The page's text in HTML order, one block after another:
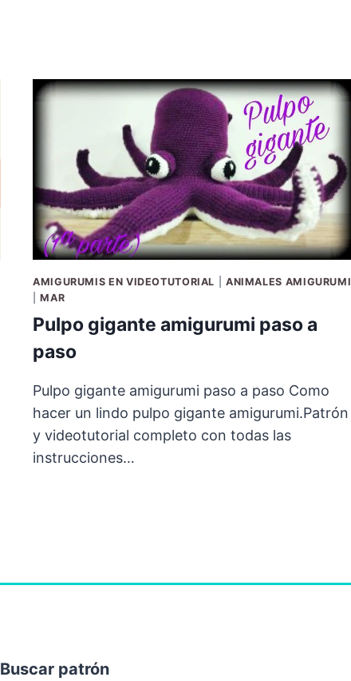
AMIGURUMIS EN VIDEOTUTORIAL
ANIMALES AMIGURUMI
|MAR
Pulpo gigante amigurumi paso a
paso
Pulpo gigante amigurumi paso a paso Como
hacer un lindo pulpo gigante amigurumi.Patrón
y videotutorial completo con todas las
instrucciones…
Buscar patrón